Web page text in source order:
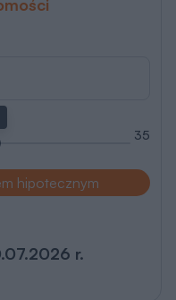
35
hipotecznym
r.